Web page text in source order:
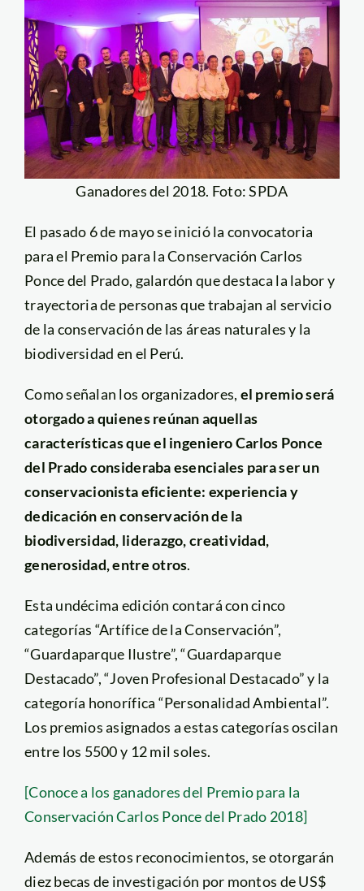
Ganadores del 2018. Foto: SPDA
El pasado 6 de mayo se inició la convocatoria
para el Premio para la Conservación Carlos
Ponce del Prado, galardón que destaca la labor y
trayectoria de personas que trabajan al servicio
de la conservación de las áreas naturales y la
biodiversidad en el Perú.
Como señalan los organizadores, el premio será
otorgado a quienes reúnan aquellas
características que el ingeniero Carlos Ponce
del Prado consideraba esenciales para ser un
conservacionista eficiente: experiencia y
dedicación en conservación de la
biodiversidad, liderazgo, creatividad,
generosidad, entre otros.
Esta undécima edición contará con cinco
categorías “Artífice de la Conservación”,
“Guardaparque Ilustre”, “Guardaparque
Destacado”, “Joven Profesional Destacado” y la
categoría honorífica “Personalidad Ambiental”.
Los premios asignados a estas categorías oscilan
entre los 5500 y 12 mil soles.
[Conoce a los ganadores del Premio para la
Conservación Carlos Ponce del Prado 2018]
Además de estos reconocimientos, se otorgarán
diez becas de investigación por montos de US$